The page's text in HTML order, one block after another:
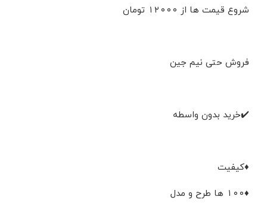
شروع قیمت ها از ۱۲۰۰۰ تومان
فروش حتی نیم جین
✔️خرید بدون واسطه
♦️کیفیت